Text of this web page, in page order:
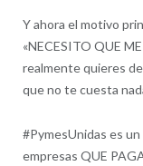
Y ahora el motivo
«NECESITO QUE
realmente quieres
que no te cuesta
#PymesUnidas es
empresas QUE